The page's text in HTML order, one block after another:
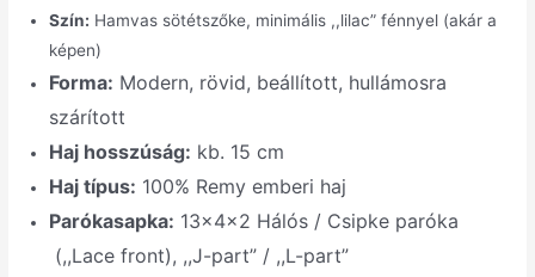
Szín: Hamvas sötétszőke, minimális ,,lilac” fénnyel (akár a
képen)
Forma: Modern, rövid, beállított, hullámosra
szárított
Haj hosszúság: kb. 15 cm
Haj típus: 100% Remy emberi haj
Parókasapka: 13x4x2 Hálós / Csipke paróka
(,,Lace front), ,,J-part” / ,,L-part”